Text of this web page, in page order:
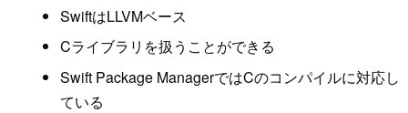
SwiftはLLVMベース
Cライブラリを扱うことができる
Swift Package ManagerではCのコンパイルに対応し
ている